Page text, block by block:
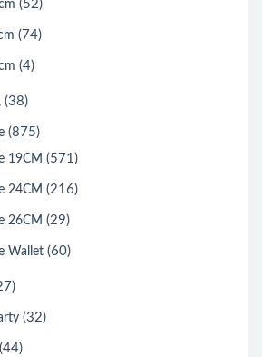
(52)
(74)
(4)
(38)
(875)
19CM (571)
24CM (216)
26CM (29)
Wallet (60)
(32)
(44)